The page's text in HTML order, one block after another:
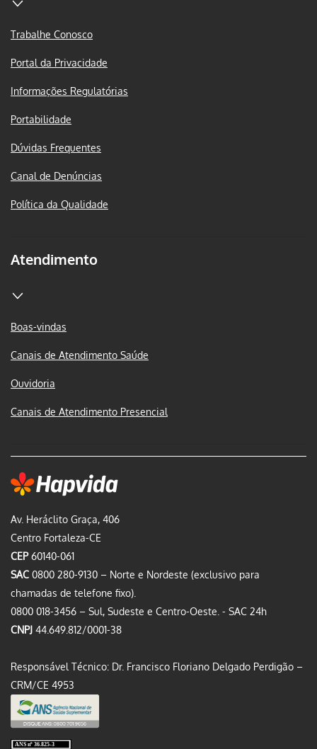
Av. Heráclito Graça, 406
Centro Fortaleza-CE
CEP60140-061
SAC 0800 280-9130 – Norte e Nordeste (exclusivo para
chamadas de telefone fixo).
0800 018-3456 – Sul, Sudeste e Centro-Oeste. - SAC 24h
CNPJ 44.649.812/0001-38
Responsável Técnico: Dr. Francisco Floriano Delgado Perdigão –
CRM/CE 4953
Trabalhe Conosco
Portal da Privacidade
Informações Regulatórias
Portabilidade
Dúvidas Frequentes
Canal de Denúncias
Política da Qualidade
Atendimento
Boas-vindas
Canais de Atendimento Saúde
Ouvidoria
Canais de Atendimento Presencial